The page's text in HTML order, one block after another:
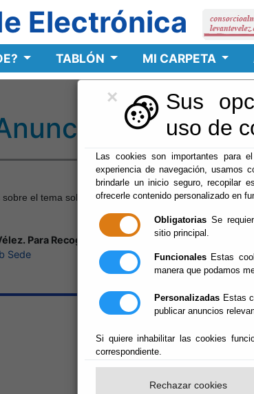
×
Sus
uso de
Las cookies son importantes para
experiencia de navegación, usamos
brindarle un inicio seguro, recopilar
ofrecerle contenido personalizado en
Obligatorias Se
sitio principal.
Funcionales Estas
manera que podamos
Personalizadas Estas
publicar anuncios
Si quiere inhabilitar las cookies
correspondiente.
Rechazar cookies
Electrónica
TABLÓN MI CARPETA
el tema solicitado. Disculpen las molestias.
Para Recogida y Tratamiento de RSU (Cif:
Sede